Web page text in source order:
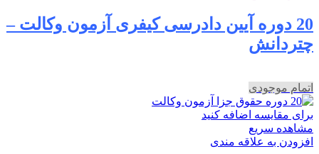
20 دوره آیین دادرسی کیفری آزمون وکالت –
چتردانش
اتمام موجودی
برای مقایسه اضافه کنید
مشاهده سریع
افزودن به علاقه مندی